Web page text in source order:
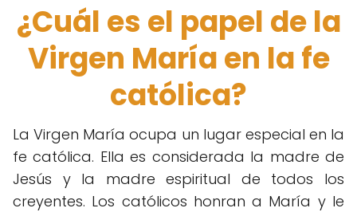
¿Cuál es el papel de la
Virgen María en la fe
católica?
La Virgen María ocupa un lugar especial en la
fe católica. Ella es considerada la madre de
Jesús y la madre espiritual de todos los
creyentes. Los católicos honran a María y le